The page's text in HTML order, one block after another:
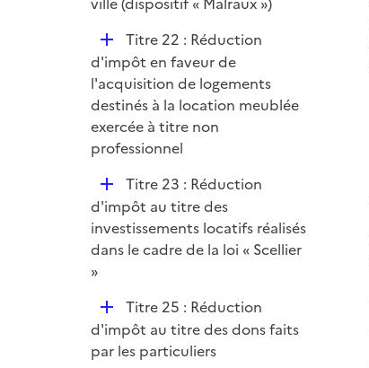
D
é
p
l
i
e
Titre 22 : Réduction
d'impôt en faveur de
l'acquisition de logements
destinés à la location meublée
exercée à titre non
professionnel
D
é
p
l
Titre 23 : Réduction
d'impôt au titre des
investissements locatifs réalisés
dans le cadre de la loi « Scellier
»
D
é
p
Titre 25 : Réduction
d'impôt au titre des dons faits
par les particuliers